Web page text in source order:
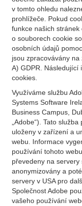
v tomto ohledu
prohlížeče. Pokud
funkce našich
o souborech cookie
osobních údajů
jsou zpracovávány na
A) GDPR. Následující
cookies.
Využíváme službu
Systems Software
Business Campus,
„Adobe“). Tato
uloženy v zařízení a
webu. Informace
používání tohoto
převedeny na servery
anonymizovány a
servery v USA pro
Společnost Adobe
vašeho používání